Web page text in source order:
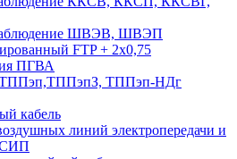
ШВЭВ, ШВЭП
FTP + 2х0,75
ПГВА
ТППэп,ТППэпЗ, ТППэп-НДг
кабель
линий электропередачи и
СИП